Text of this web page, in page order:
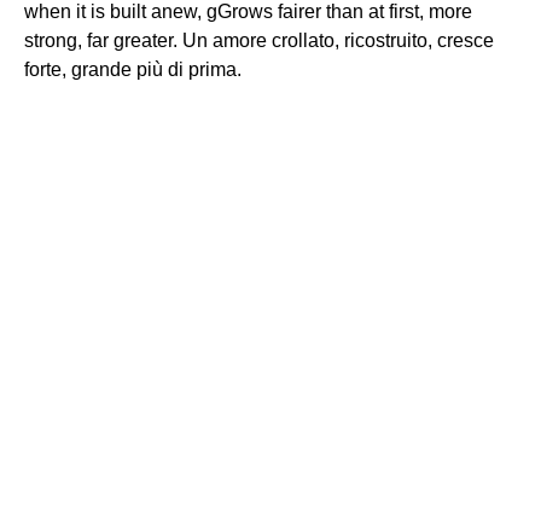
when it is built anew, gGrows fairer than at first, more
strong, far greater. Un amore crollato, ricostruito, cresce
forte, grande più di prima.